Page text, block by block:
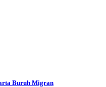
Buruh Migran